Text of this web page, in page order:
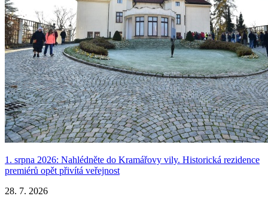
1. srpna 2026: Nahlédněte do Kramářovy vily. Historická rezidence
premiérů opět přivítá veřejnost
28. 7. 2026